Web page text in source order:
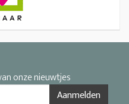
onze nieuwtjes
Aanmelden